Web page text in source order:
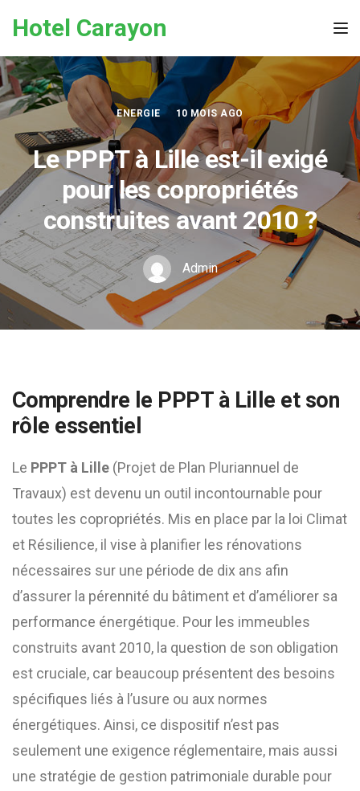
Hotel Carayon
ENERGIE 10 MOIS AGO
Le PPPT à Lille est-il exigé
pour les copropriétés
construites avant 2010 ?
Admin
Comprendre le PPPT à Lille et son
rôle essentiel
Le PPPT à Lille (Projet de Plan Pluriannuel de
Travaux) est devenu un outil incontournable pour
toutes les copropriétés. Mis en place par la loi Climat
et Résilience, il vise à planifier les rénovations
nécessaires sur une période de dix ans afin
d’assurer la pérennité du bâtiment et d’améliorer sa
performance énergétique. Pour les immeubles
construits avant 2010, la question de son obligation
est cruciale, car beaucoup présentent des besoins
spécifiques liés à l’usure ou aux normes
énergétiques. Ainsi, ce dispositif n’est pas
seulement une exigence réglementaire, mais aussi
une stratégie de gestion patrimoniale durable pour